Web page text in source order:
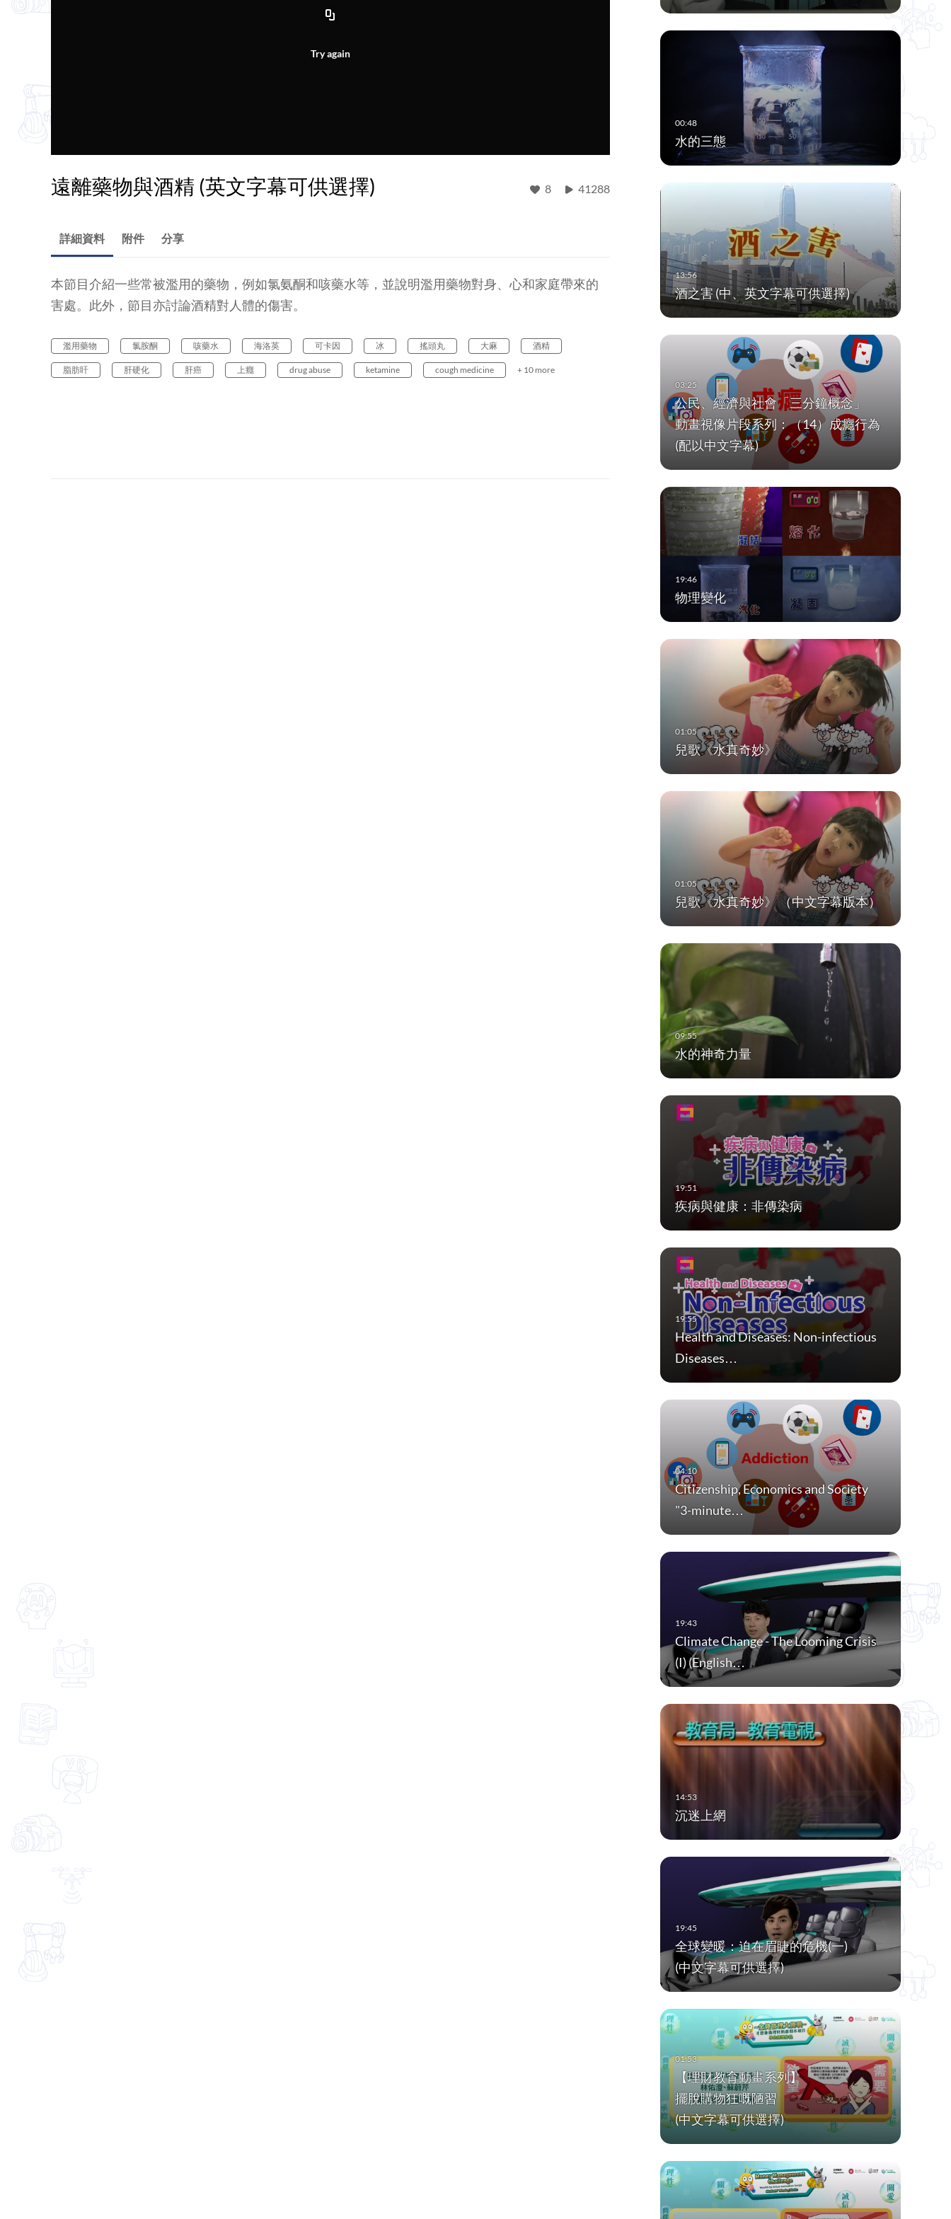
Try again
遠離藥物與酒精 (英文字幕可供選擇) 8 41288
水的三態
酒之害 (中、英文字幕可供選擇)
公民、經濟與社會「三分鐘概念」
動畫視像片段系列：（14）成癮行為
(配以中文字幕)
物理變化
兒歌《水真奇妙》
兒歌《水真奇妙》 （中文字幕版本）
水的神奇力量
疾病與健康：非傳染病
Health and Diseases: Non-infectious
Diseases…
Citizenship, Economics and Society
"3-minute…
Climate Change - The Looming Crisis
(I) (English…
沉迷上網
全球變暖：迫在眉睫的危機(一)
(中文字幕可供選擇)
【理財教育動畫系列】
擺脫購物狂嘅陋習
(中文字幕可供選擇)
詳細資料 附件 分享
本節目介紹一些常被濫用的藥物，例如氯氨酮和咳藥水等，並說明濫用藥物對身、心和家庭帶來的
害處。此外，節目亦討論酒精對人體的傷害。
濫用藥物 氯胺酮 咳藥水 海洛英 可卡因 冰 搖頭丸 大麻 酒精
脂肪盰 肝硬化 肝癌 上癮 drug abuse ketamine cough medicine + 10 more